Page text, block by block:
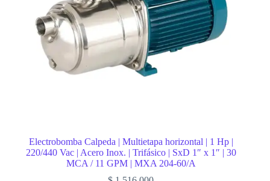
Electrobomba Calpeda | Multietapa horizontal | 1 Hp |
220/440 Vac | Acero Inox. | Trifásico | SxD 1″ x 1″ | 30
MCA / 11 GPM | MXA 204-60/A